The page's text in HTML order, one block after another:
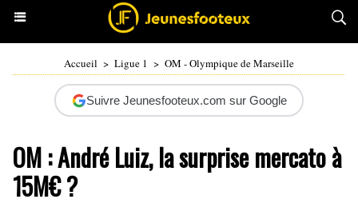
Accueil > Ligue 1 > OM - Olympique de Marseille
Suivre Jeunesfooteux.com sur Google
OM : André Luiz, la surprise mercato à
15M€ ?